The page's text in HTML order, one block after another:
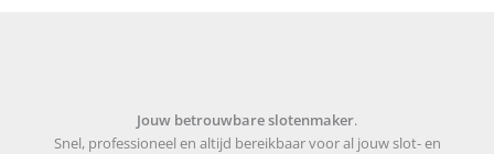
Jouw betrouwbare slotenmaker.
Snel, professioneel en altijd bereikbaar voor al jouw slot- en